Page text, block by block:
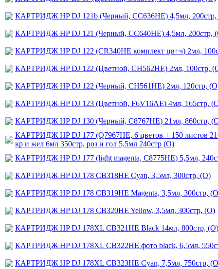
КАРТРИДЖ HP DJ 121b (Черный, CC636HE) 4,5мл,
КАРТРИДЖ HP DJ 121 (Черный, CC640HE) 4,5мл, 200стр,
КАРТРИДЖ HP DJ 122 (CR340HE комплект цв+ч) 2мл,
КАРТРИДЖ HP DJ 122 (Цветной, CH562HE) 2мл, 100стр,
КАРТРИДЖ HP DJ 122 (Черный, CH561HE) 2мл, 120стр,
КАРТРИДЖ HP DJ 123 (Цветной, F6V16AE) 4мл, 165стр,
КАРТРИДЖ HP DJ 130 (Черный, С8767НЕ) 21мл, 860стр,
КАРТРИДЖ HP DJ 177 (Q7967HE, 6 цветов + 150 листов
кр и жел 6мл 350стр, роз и гол 5,5мл 240стр (О)
КАРТРИДЖ HP DJ 177 (light magenta, C8775HE) 5,5мл,
КАРТРИДЖ HP DJ 178 CB318HE Cyan, 3,5мл, 300стр, (О)
КАРТРИДЖ HP DJ 178 CB319HE Magenta, 3,5мл, 300стр,
КАРТРИДЖ HP DJ 178 CB320HE Yellow, 3,5мл, 300стр, (О)
КАРТРИДЖ HP DJ 178XL CB321HE Black 14мл, 800стр, (О)
КАРТРИДЖ HP DJ 178XL CB322HE фото black, 6,5мл,
КАРТРИДЖ HP DJ 178XL CB323HE Cyan, 7,5мл, 750стр,